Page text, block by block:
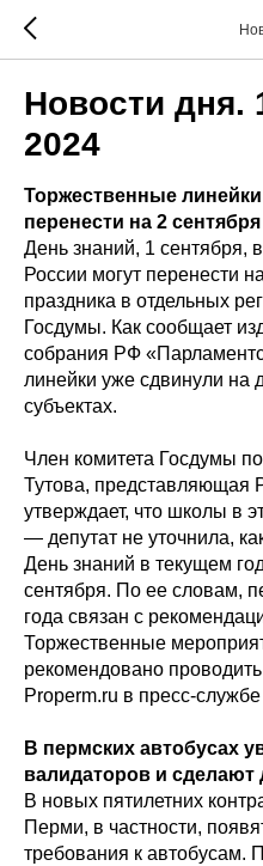
Новости дня.
2024
Торжественные
перенести на 2 сентября
День знаний, 1 сентября,
России могут перенести
праздника в отдельных
Госдумы. Как сообщает
собрания РФ
линейки уже сдвинули на
субъектах.
Член комитета Госдумы
Тутова, представляющая
утверждает, что школы в
— депутат не уточнила,
День знаний в текущем
сентября. По ее словам,
года связан с
Торжественные
рекомендовано
Properm.ru в пресс-
В пермских автобусах
валидаторов и сделают
В новых пятилетних
Перми, в частности,
требования к автобусам.